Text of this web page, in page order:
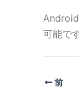
Android
可能です
前